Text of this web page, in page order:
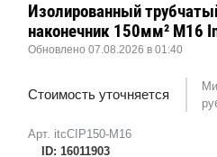
Арт. itcCIP150-M16
ID: 16011903
Изолированный
наконечник 150мм² M16
Обновлено 07.08.2026 в 01:40
Стоимость уточняется